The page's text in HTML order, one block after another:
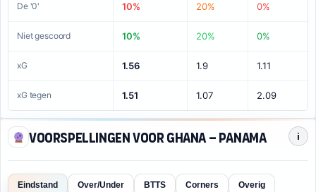
De '0' 10% 20% 0%
Niet gescoord 10% 20% 0%
xG 1.56 1.9 1.11
xG tegen 1.51 1.07 2.09
Voorspellingen voor Ghana – Panama i
Eindstand Over/Under BTTS Corners Overig